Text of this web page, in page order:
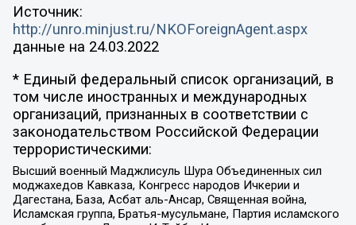
Источник:
http://unro.minjust.ru/NKOForeignAgent.aspx
данные на 24.03.2022
* Единый федеральный список организаций, в
том числе иностранных и международных
организаций, признанных в соответствии с
законодательством Российской Федерации
террористическими:
Высший военный Маджлисуль Шура Объединенных сил
моджахедов Кавказа, Конгресс народов Ичкерии и
Дагестана, База, Асбат аль-Ансар, Священная война,
Исламская группа, Братья-мусульмане, Партия исламского